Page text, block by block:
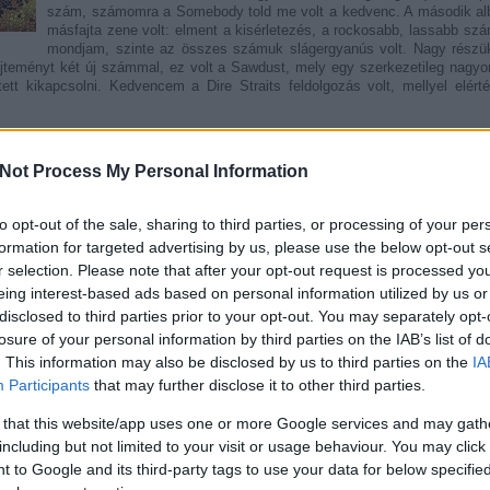
Process My Personal Information
opt-out of the sale, sharing to third parties, or processing of your
for targeted advertising by us, please use the below opt-out
selection. Please note that after your opt-out request is processed
interest-based ads based on personal information utilized by us
to third parties prior to your opt-out. You may separately
of your personal information by third parties on the IAB’s list of
This information may also be disclosed by us to third parties on the
Participants that may further disclose it to other third parties.
that this website/app uses one or more Google services and may
but not limited to your visit or usage behaviour. You may
to Google and its third-party tags to use your data for below
szám, számomra a Somebody told me volt a kedvenc. A második
másfajta zene volt: elment a kisérletezés, a rockosabb, lassabb
mondjam, szinte az összes számuk slágergyanús volt. Nagy
két új számmal, ez volt a Sawdust, mely egy szerkezetileg
kikapcsolni. Kedvencem a Dire Straits feldolgozás volt, mellyel
először is, a Killers visszatért az első album dance
A 10 track szinte egybe lett megírva, magas minőségen, szépen
számot már kiadtak single-ként, s további kettőt élőben már előadtak,
szám viszi a prímet, nagy jövőt jósolok mindegyiknek. (Human,
kicsit újhullámos számok, pl. a Joyride, a Dustland fairytale és az I
nem jön be, ez a Good night, travel well címet viseli. Ez se rossz, de
ennyire jó, az már rossz album nem lehet.
nem is tetszett - talán a hangulat miatt, talán, mert magasak
meg kell érteni, hiszen minden hallgatással egyre jobb lett.
melyek kétségkívül az album legnagyobb erősségét jelentik. Itt
- rendszerint elég komor - alaphangulatot, s hangjával mégis
utolsó segélykiáltása lenne.Consort me in my darkest hour / And
megadásról szól: ...
You go run and tell your friends I'm losing touch.
lost.Persze az utolsó sorokban megcsillan a remény is. AHumanhasonló
embernek ebben a világban. Ez a két szám lehet az album bevezetője,